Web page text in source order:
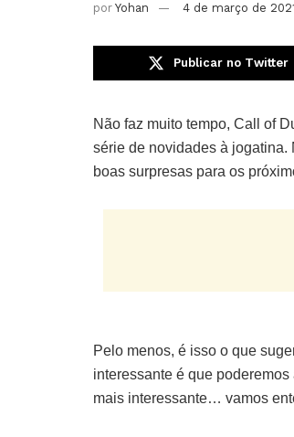
por Yohan 4 de março de
Publicar no Twitter
Não faz muito tempo, Call of
série de novidades à jogatina.
boas surpresas para os
Pelo menos, é isso o que
interessante é que
mais interessante… vamos